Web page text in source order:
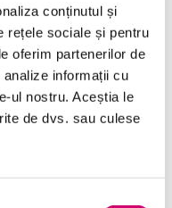
conținutul și
rețele sociale și pentru
oferim partenerilor de
informații cu
ul nostru. Aceștia le
de dvs. sau culese